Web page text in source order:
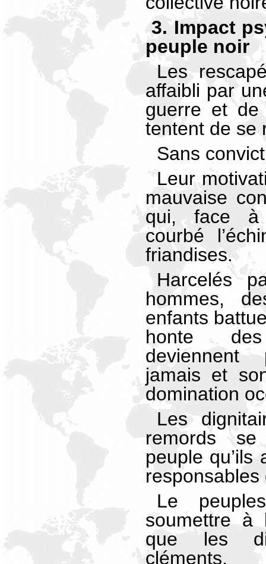
3. Impact
peuple noir
Les
affaibli par
guerre et de
tentent de se
Sans
Leur
mauvaise
qui, face à
courbé
friandises.
Harcelés
hommes,
enfants
honte
jamais et
domination
Les
remords
peuple qu’ils
Le
soumettre à
que les
cléments.